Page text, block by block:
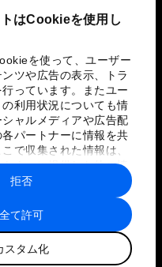
はCookieを使用し
を使って、ユーザー
ツや広告の表示、トラ
っています。またユー
利用状況についても情
ャルメディアや広告配
パートナーに情報を共
で収集された情報は、
トナーに提供した他の情
サービスを使用した際
と組み合わされ、各パー
されることがありま
全て許可
スタム化
拒否